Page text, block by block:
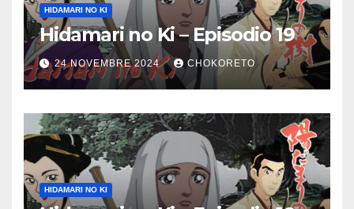
HIDAMARI NO KI
Hidamari no Ki – Episodio 19
24 NOVEMBRE 2024 CHOKORETO
HIDAMARI NO KI